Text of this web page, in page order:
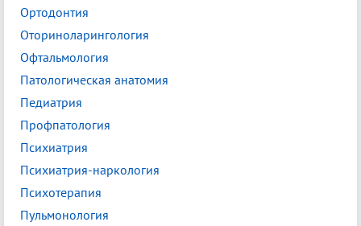
Ортодонтия
Оториноларингология
Офтальмология
Патологическая анатомия
Педиатрия
Профпатология
Психиатрия
Психиатрия-наркология
Психотерапия
Пульмонология